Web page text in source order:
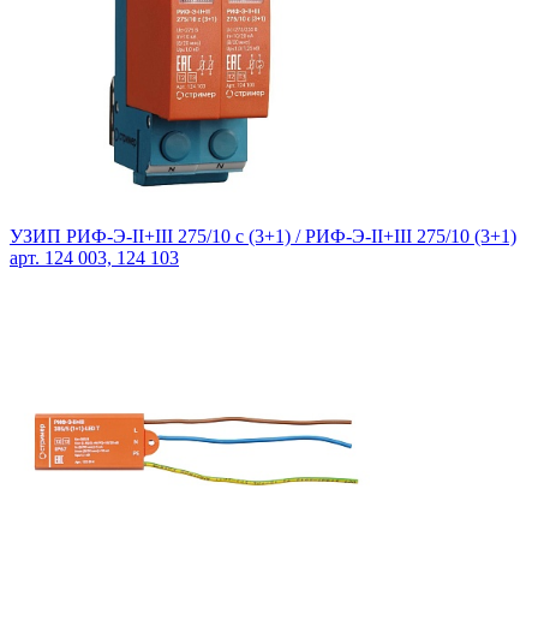
УЗИП РИФ-Э-II+III 275/10 с (3+1) / РИФ-Э-II+III 275/10 (3+1)
арт. 124 003, 124 103